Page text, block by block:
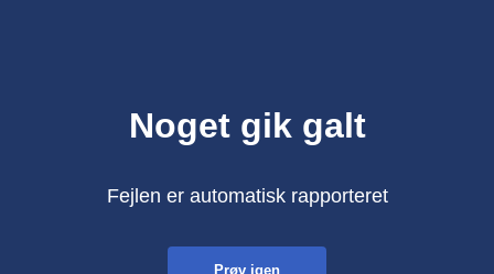
Noget gik galt
Fejlen er automatisk rapporteret
Prøv igen